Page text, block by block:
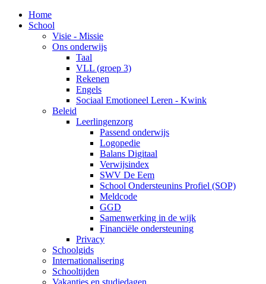
Home
School
Visie - Missie
Ons onderwijs
Taal
VLL (groep 3)
Rekenen
Engels
Sociaal Emotioneel Leren - Kwink
Beleid
Leerlingenzorg
Passend onderwijs
Logopedie
Balans Digitaal
Verwijsindex
SWV De Eem
School Ondersteunins Profiel (SOP)
Meldcode
GGD
Samenwerking in de wijk
Financiële ondersteuning
Privacy
Schoolgids
Internationalisering
Schooltijden
Vakanties en studiedagen